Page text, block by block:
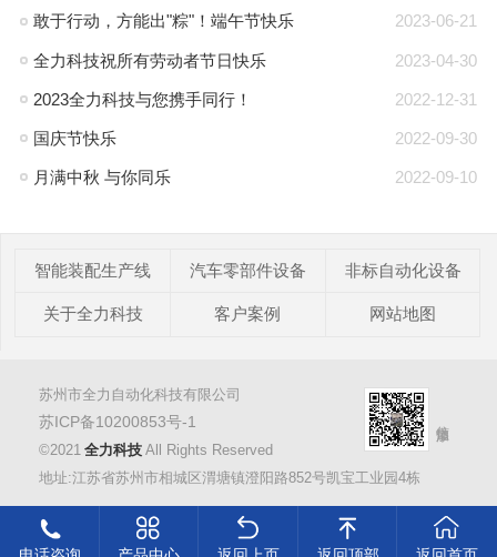
2023-06-21
敢于行动，方能出"粽"！端午节快乐
2023-04-30
全力科技祝所有劳动者节日快乐
2022-12-31
2023全力科技与您携手同行！
2022-09-30
国庆节快乐
2022-09-10
月满中秋 与你同乐
智能装配生产线 汽车零部件设备 非标自动化设备
关于全力科技 客户案例 网站地图
苏州市全力自动化科技有限公司
苏ICP备10200853号-1
©2021 全力科技 All Rights Reserved
地址:江苏省苏州市相城区渭塘镇澄阳路852号凯宝工业园4栋